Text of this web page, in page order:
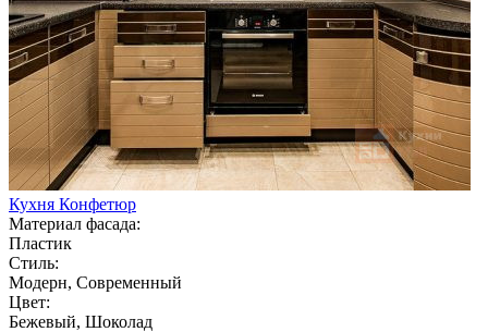
Кухня Конфетюр
Материал фасада:
Пластик
Стиль:
Модерн, Современный
Цвет:
Бежевый, Шоколад